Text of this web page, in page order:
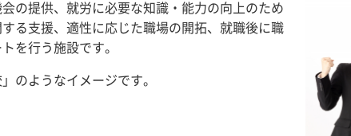
の提供、就労に必要な知識・能力の向上のため
る支援、適性に応じた職場の開拓、就職後に職
を行う施設です。
のようなイメージです。